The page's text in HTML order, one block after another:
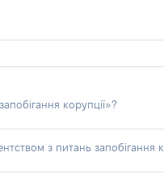
корупції»?
з питань запобігання